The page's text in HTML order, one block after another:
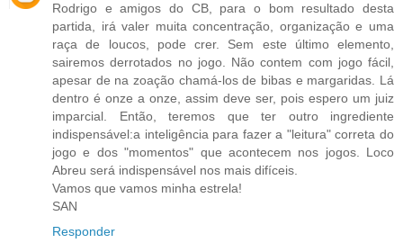
Rodrigo e amigos do CB, para o bom resultado desta
partida, irá valer muita concentração, organização e uma
raça de loucos, pode crer. Sem este último elemento,
sairemos derrotados no jogo. Não contem com jogo fácil,
apesar de na zoação chamá-los de bibas e margaridas. Lá
dentro é onze a onze, assim deve ser, pois espero um juiz
imparcial. Então, teremos que ter outro ingrediente
indispensável:a inteligência para fazer a "leitura" correta do
jogo e dos "momentos" que acontecem nos jogos. Loco
Abreu será indispensável nos mais difíceis.
Vamos que vamos minha estrela!
SAN
Responder